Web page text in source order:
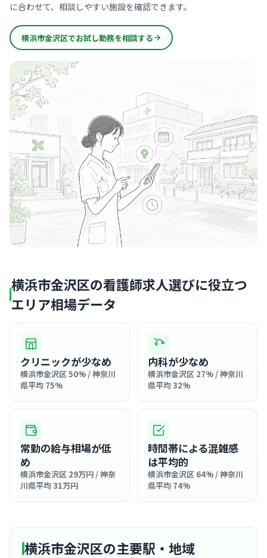
に合わせて、相談しやすい施設を確認できます。
横浜市金沢区でお試し勤務を相談する
横浜市金沢区の看護師求人選びに役立つ
エリア相場データ
クリニックが少なめ
横浜市金沢区 50% / 神奈川
県平均 75%
内科が少なめ
横浜市金沢区 27% / 神奈川
県平均 32%
常勤の給与相場が低
め
横浜市金沢区 29万円 / 神奈
川県平均 31万円
時間帯による混雑感
は平均的
横浜市金沢区 64% / 神奈川
県平均 74%
横浜市金沢区の主要駅・地域